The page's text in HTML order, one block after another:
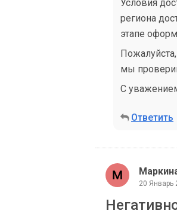
Условия
региона
этапе
мы
С
Ответить
20 Январь